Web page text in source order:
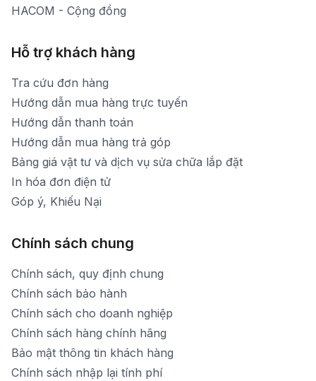
HACOM - Cộng đồng
Hỗ trợ khách hàng
Tra cứu đơn hàng
Hướng dẫn mua hàng trực tuyến
Hướng dẫn thanh toán
Hướng dẫn mua hàng trả góp
Bảng giá vật tư và dịch vụ sửa chữa lắp đặt
In hóa đơn điện tử
Góp ý, Khiếu Nại
Chính sách chung
Chính sách, quy định chung
Chính sách bảo hành
Chính sách cho doanh nghiệp
Chính sách hàng chính hãng
Bảo mật thông tin khách hàng
Chính sách nhập lại tính phí